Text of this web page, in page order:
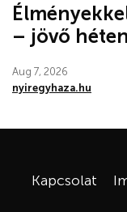
– jövő
Aug 7, 2026
nyiregyhaza.hu
Kapcsolat